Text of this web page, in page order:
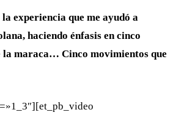
experiencia que me ayudó a
haciendo énfasis en cinco
la maraca… Cinco movimientos que